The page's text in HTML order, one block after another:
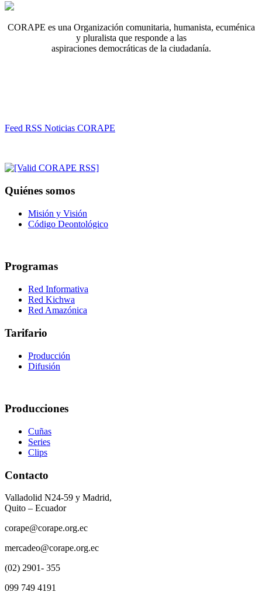
CORAPE es una Organización comunitaria, humanista, ecuménica
y pluralista que responde a las
aspiraciones democráticas de la ciudadanía.
Feed RSS Noticias CORAPE
Quiénes somos
Misión y Visión
Código Deontológico
Programas
Red Informativa
Red Kichwa
Red Amazónica
Tarifario
Producción
Difusión
Producciones
Cuñas
Series
Clips
Contacto
Valladolid N24-59 y Madrid,
Quito – Ecuador
corape@corape.org.ec
mercadeo@corape.org.ec
(02) 2901- 355
099 749 4191